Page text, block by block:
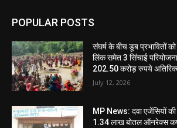
POPULAR POSTS
संघर्ष के बीच डूब प्रभावितों
लिंक समेत 3 सिंचाई
202.50 करोड़ रुपये
July 12, 2026
MP News: दवा एजेंसियों
1.34 लाख बोतल ऑनरेक्स कफ